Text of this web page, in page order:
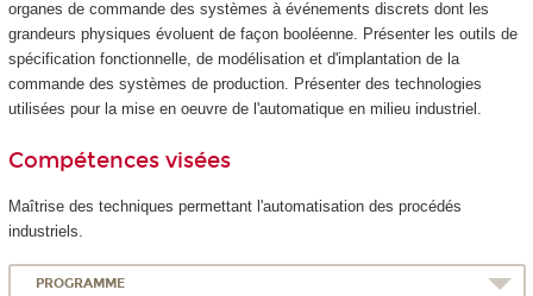
organes de commande des systèmes à événements discrets dont les
grandeurs physiques évoluent de façon booléenne. Présenter les outils de
spécification fonctionnelle, de modélisation et d'implantation de la
commande des systèmes de production. Présenter des technologies
utilisées pour la mise en oeuvre de l'automatique en milieu industriel.
Compétences visées
Maîtrise des techniques permettant l'automatisation des procédés
industriels.
PROGRAMME